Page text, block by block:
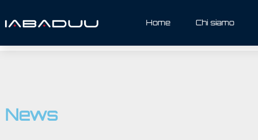
Home Chi siamo
News